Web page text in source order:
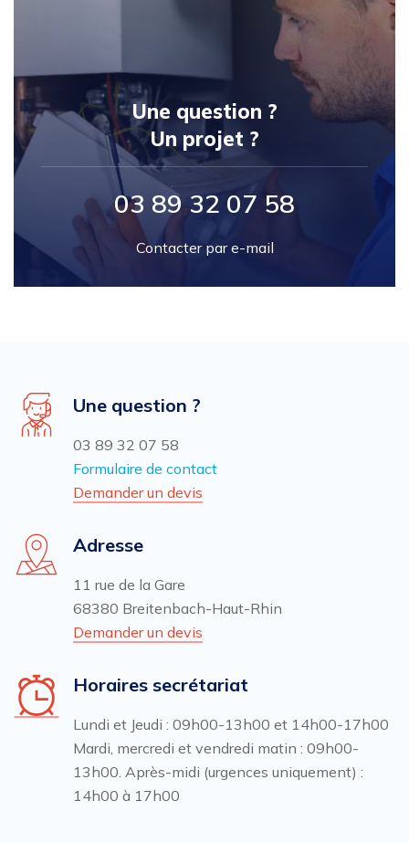
Une question ?
Un projet ?
03 89 32 07 58
Contacter par e-mail
Une question ?
03 89 32 07 58
Formulaire de contact
Demander un devis
Adresse
11 rue de la Gare
68380 Breitenbach-Haut-Rhin
Demander un devis
Horaires secrétariat
Lundi et Jeudi : 09h00-13h00 et 14h00-17h00
Mardi, mercredi et vendredi matin : 09h00-
13h00. Après-midi (urgences uniquement) :
14h00 à 17h00